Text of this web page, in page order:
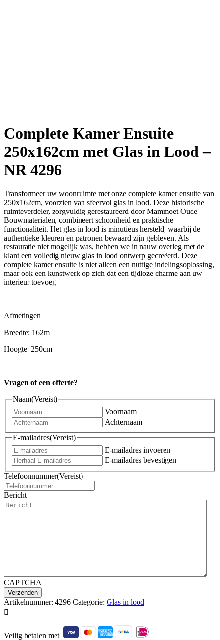
Complete Kamer Ensuite
250x162cm met Glas in Lood –
NR 4296
Transformeer uw woonruimte met onze complete kamer ensuite van
250x162cm, voorzien van sfeervol glas in lood. Deze historische
ruimteverdeler, zorgvuldig gerestaureerd door Mammoet Oude
Bouwmaterialen, combineert schoonheid en praktische
functionaliteit. Het glas in lood is minutieus hersteld, waarbij de
authentieke kleuren en patronen bewaard zijn gebleven. Als
restauratie niet mogelijk was, hebben we in nauw overleg met de
klant een volledig nieuw glas in lood ontwerp gecreëerd. Deze
complete kamer ensuite is niet alleen een nuttige indelingsoplossing,
maar ook een kunstwerk op zich dat een tijdloze charme aan uw
interieur toevoeg
Afmetingen
Breedte: 162m
Hoogte: 250cm
Vragen of een offerte?
Naam(Vereist)
Voornaam
Achternaam
E-mailadres(Vereist)
E-mailadres invoeren
E-mailadres bevestigen
Telefoonnummer(Vereist)
Bericht
CAPTCHA
Artikelnummer: 4296 Categorie: Glas in lood

Veilig betalen met